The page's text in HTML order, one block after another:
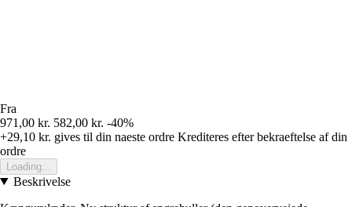
Fra
971,00 kr. 582,00 kr. -40%
+29,10 kr. gives til din naeste ordre Krediteres efter bekraeftelse af din
ordre
Loading...
Beskrivelse